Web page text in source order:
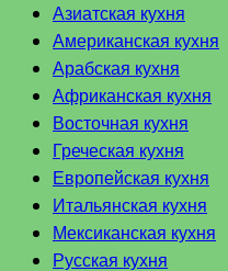
Азиатская кухня
Американская кухня
Арабская кухня
Африканская кухня
Восточная кухня
Греческая кухня
Европейская кухня
Итальянская кухня
Мексиканская кухня
Русская кухня